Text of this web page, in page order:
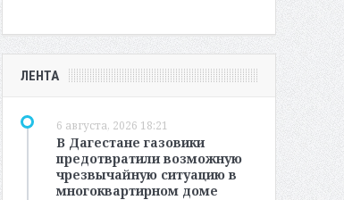
ЛЕНТА
6 августа, 2026 18:21
В Дагестане газовики
предотвратили возможную
чрезвычайную ситуацию в
многоквартирном доме